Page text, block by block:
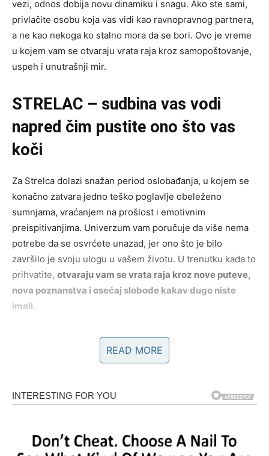
vezi, odnos dobija novu dinamiku i snagu. Ako ste sami,
privlačite osobu koja vas vidi kao ravnopravnog partnera,
a ne kao nekoga ko stalno mora da se bori. Ovo je vreme
u kojem vam se otvaraju vrata raja kroz samopoštovanje,
uspeh i unutrašnji mir.
STRELAC – sudbina vas vodi
napred čim pustite ono što vas
koči
Za Strelca dolazi snažan period oslobađanja, u kojem se
konačno zatvara jedno teško poglavlje obeleženo
sumnjama, vraćanjem na prošlost i emotivnim
preispitivanjima. Univerzum vam poručuje da više nema
potrebe da se osvrćete unazad, jer ono što je bilo
završilo je svoju ulogu u vašem životu. U trenutku kada to
prihvatite, otvaraju vam se vrata raja kroz nove puteve,
nova poznanstva i osećaj slobode kakav dugo niste
imali.
U narednim danima, Strelac oseća olakšanje – kao da je
skinuo teret sa leđa. Misli se smiruju, srce se rasterećuje,
vam vraćaju motivaciju i veru u sebe. Sve ono što je
U ljubavi, Strelac uči važnu lekciju – prava ljubav ne guši
READ MORE